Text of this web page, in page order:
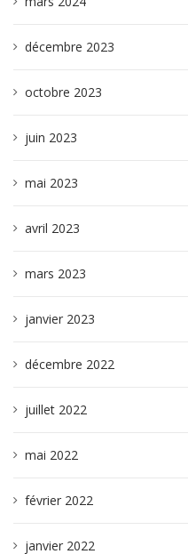
décembre 2023
octobre 2023
juin 2023
mai 2023
avril 2023
mars 2023
janvier 2023
décembre 2022
juillet 2022
mai 2022
février 2022
janvier 2022